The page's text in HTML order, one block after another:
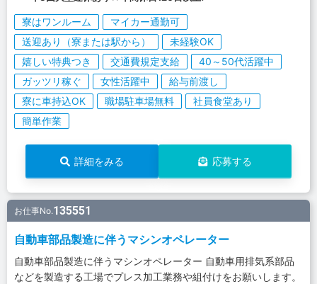
寮はワンルーム
マイカー通勤可
送迎あり（寮または駅から）
未経験OK
嬉しい特典つき
交通費規定支給
40～50代活躍中
ガッツリ稼ぐ
女性活躍中
給与前渡し
寮に車持込OK
職場駐車場無料
社員食堂あり
簡単作業
詳細をみる 応募する
お仕事No.135551
自動車部品製造に伴うマシンオペレーター
自動車部品製造に伴うマシンオペレーター 自動車用排気系部品
などを製造する工場でプレス加工業務や組付けをお願いします。